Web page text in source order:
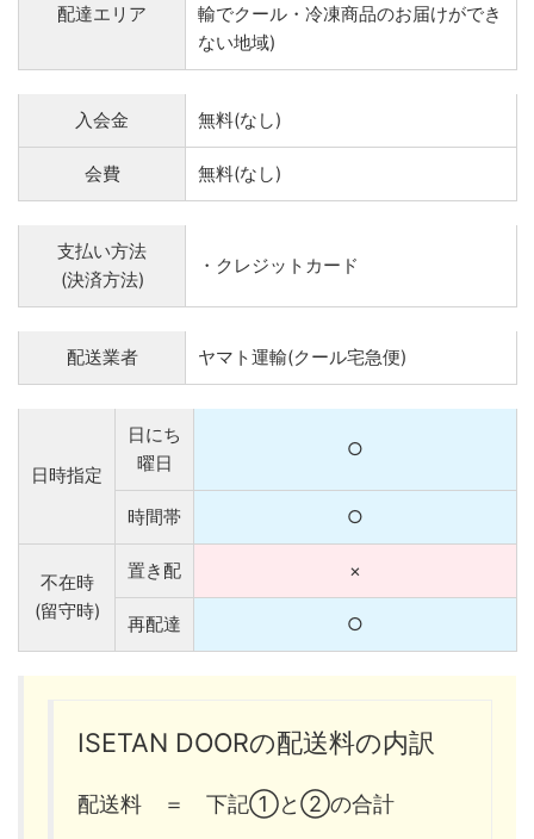
配達エリア
輸でクール・冷凍商品のお届けができ
ない地域)
入会金 無料(なし)
会費 無料(なし)
支払い方法
(決済方法)
・クレジットカード
配送業者 ヤマト運輸(クール宅急便)
日時指定
日にち
曜日
○
時間帯 ○
不在時
(留守時)
置き配 ×
再配達 ○
ISETAN DOORの配送料の内訳
配送料 ＝ 下記①と②の合計